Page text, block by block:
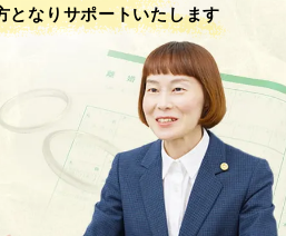
となりサポートいたします